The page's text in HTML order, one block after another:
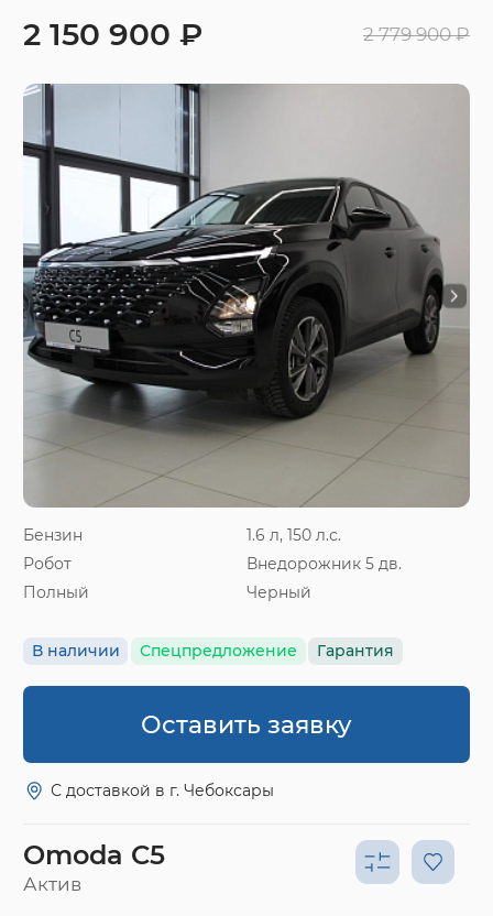
Бензин
1.6 л, 150 л.с.
Робот
Внедорожник 5 дв.
Полный
Черный
В наличии Спецпредложение Гарантия
2 150 900 ₽ 2 779 900 ₽
Оставить заявку
С доставкой в г. Чебоксары
Omoda C5
Актив